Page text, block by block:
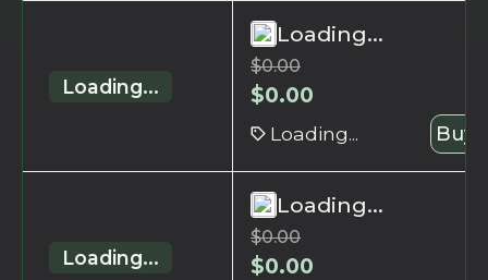
Loading...
Loading...
$0.00
$0.00
Loading... Buy
Loading...
Loading...
$0.00
$0.00